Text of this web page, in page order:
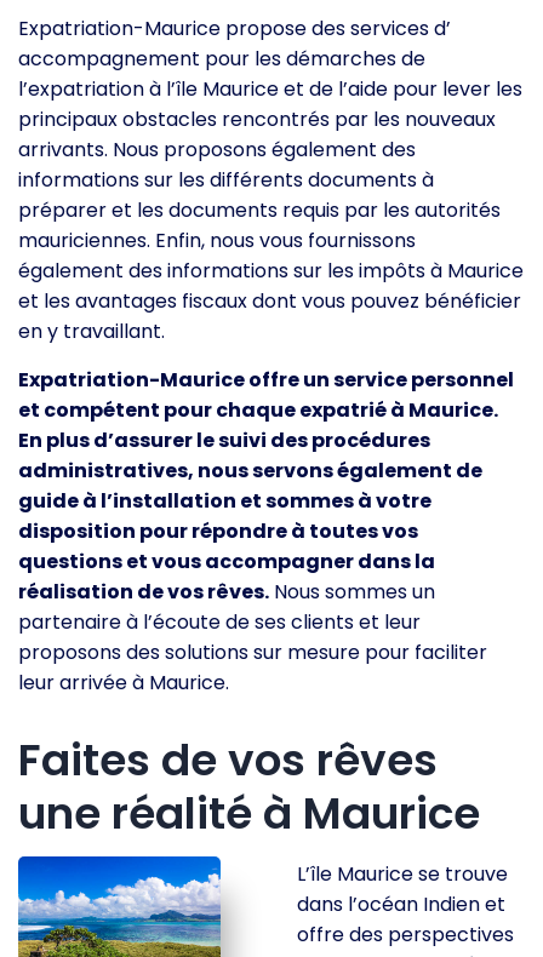
Expatriation-Maurice propose des services d’
accompagnement pour les démarches de
l’expatriation à l’île Maurice et de l’aide pour lever les
principaux obstacles rencontrés par les nouveaux
arrivants. Nous proposons également des
informations sur les différents documents à
préparer et les documents requis par les autorités
mauriciennes. Enfin, nous vous fournissons
également des informations sur les impôts à Maurice
et les avantages fiscaux dont vous pouvez bénéficier
en y travaillant.
Expatriation-Maurice offre un service personnel
et compétent pour chaque expatrié à Maurice.
En plus d’assurer le suivi des procédures
administratives, nous servons également de
guide à l’installation et sommes à votre
disposition pour répondre à toutes vos
questions et vous accompagner dans la
réalisation de vos rêves. Nous sommes un
partenaire à l’écoute de ses clients et leur
proposons des solutions sur mesure pour faciliter
leur arrivée à Maurice.
Faites de vos rêves
une réalité à Maurice
L’île Maurice se trouve
dans l’océan Indien et
offre des perspectives